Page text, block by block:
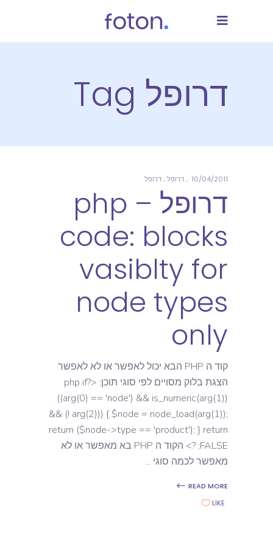
דרופל Tag
10/04/2011 דרופל דרופל
דרופל – php
code: blocks
vasiblty for
node types
only
קוד ה PHP הבא יכול לאפשר או לא לאפשר
הצגת בלוק מסויים לפי סוגי תוכן: <?php if
((arg(0) == 'node') && is_numeric(arg(1))
&& (! arg(2))) { $node = node_load(arg(1));
return ($node->type == 'product'); } return
FALSE; ?> הקוד ה PHP בא מאפשר או לא
מאפשר לכמה סוגי
READ MORE
LIKE